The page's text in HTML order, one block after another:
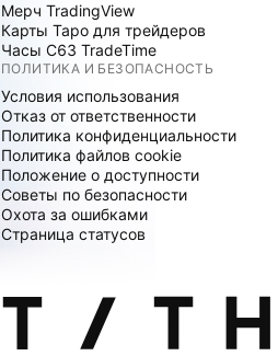
Мерч TradingView
Карты Таро для трейдеров
Часы C63 TradeTime
ПОЛИТИКА И БЕЗОПАСНОСТЬ
Условия использования
Отказ от ответственности
Политика конфиденциальности
Политика файлов cookie
Положение о доступности
Советы по безопасности
Охота за ошибками
Страница статусов